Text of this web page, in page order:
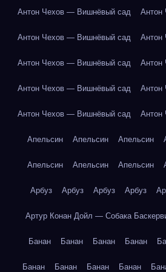
Антон Чехов — Вишнёвый сад Антон
Антон Чехов — Вишнёвый сад Антон
Антон Чехов — Вишнёвый сад Антон
Антон Чехов — Вишнёвый сад Антон
Антон Чехов — Вишнёвый сад Антон
Апельсин Апельсин Апельсин
Апельсин Апельсин Апельсин
Арбуз Арбуз Арбуз Арбуз
Артур Конан Дойл — Собака
Банан Банан Банан Банан
Банан Банан Банан Банан